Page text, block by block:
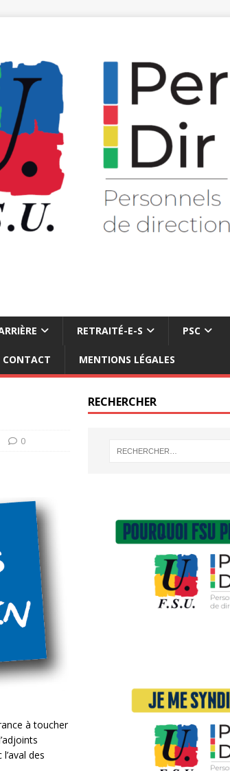
RETRAITÉ-E-S PSC
CONTACT MENTIONS LÉGALES
0
à toucher
des
RECHERCHER